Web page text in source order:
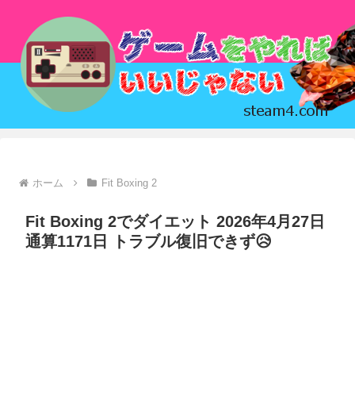
ホーム Fit Boxing 2
Fit Boxing 2でダイエット 2026年4月27日
通算1171日 トラブル復旧できず😥